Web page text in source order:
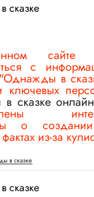
сказке
сайте
с
в
ключевых
сказке онлайн
о
из-за
в сказке
сказке